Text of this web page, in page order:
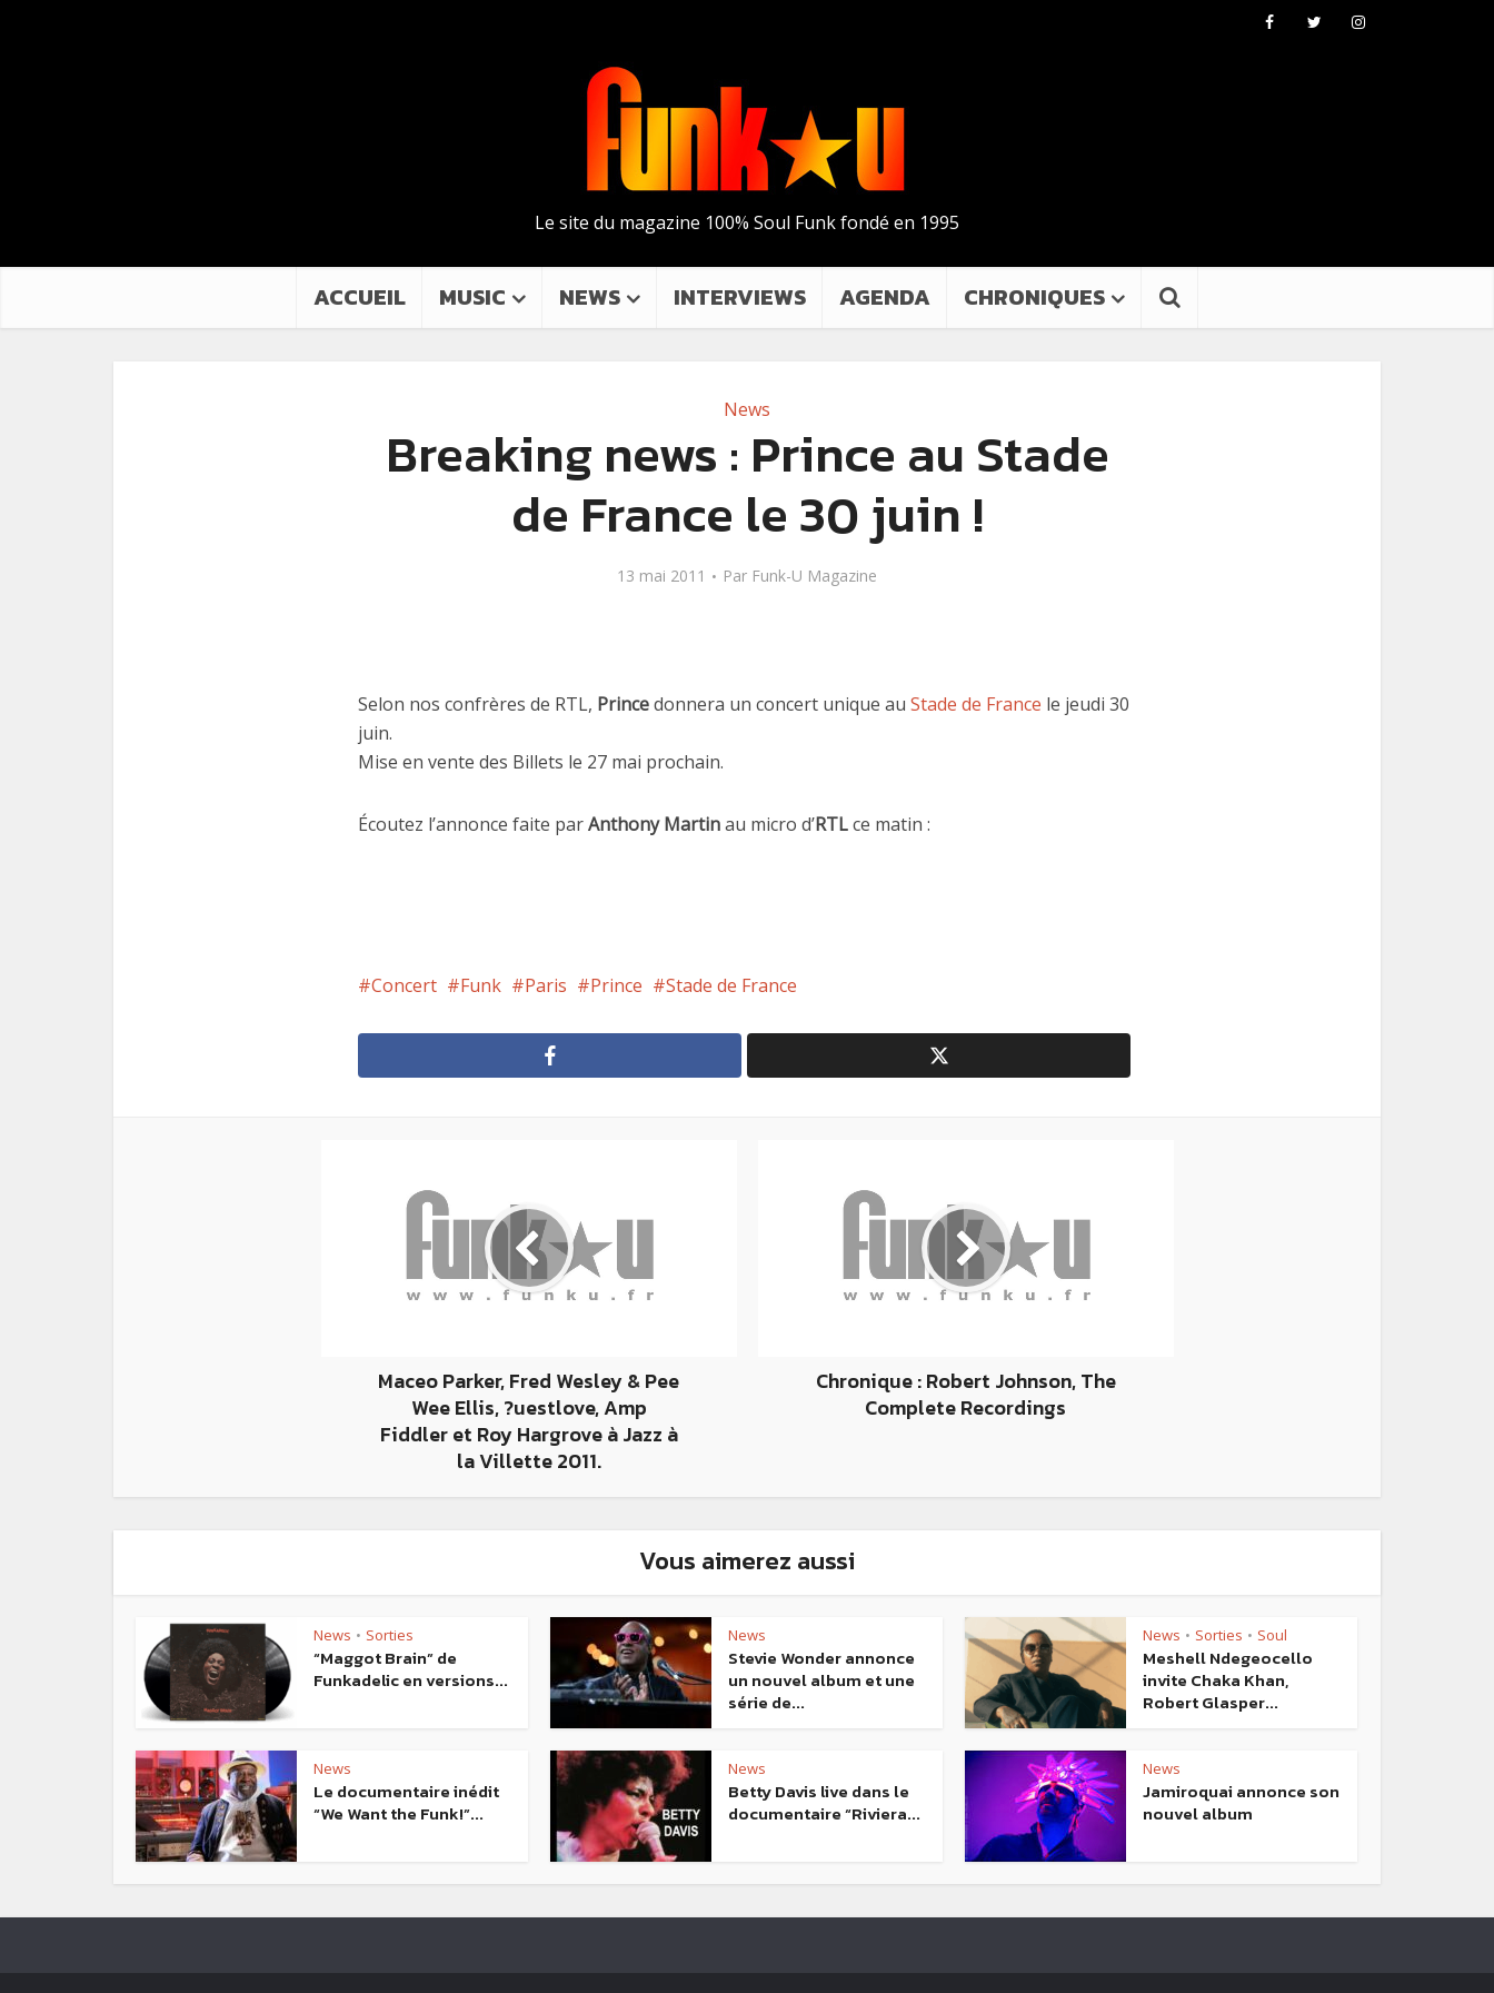
Le site du magazine 100% Soul Funk fondé en 1995
ACCUEIL MUSIC NEWS INTERVIEWS AGENDA CHRONIQUES
News
Breaking news : Prince au Stade
de France le 30 juin !
13 mai 2011 Par Funk-U Magazine
Selon nos confrères de RTL, Princedonnera un concert unique au Stade de France le jeudi 30
juin.
Mise en vente des Billets le 27 mai prochain.
Écoutez l’annonce faite parAnthony Martinau micro d’RTLce matin :
Concert Funk Paris Prince Stade de France
Maceo Parker, Fred Wesley & Pee
Wee Ellis, ?uestlove, Amp
Fiddler et Roy Hargrove à Jazz à
la Villette 2011.
Chronique : Robert Johnson, The
Complete Recordings
Vous aimerez aussi
News • Sorties
“Maggot Brain” de
Funkadelic en versions...
News
Stevie Wonder annonce
un nouvel album et une
série de...
News • Sorties • Soul
Meshell Ndegeocello
invite Chaka Khan,
Robert Glasper...
News
Le documentaire inédit
“We Want the Funk!”...
News
Betty Davis live dans le
documentaire “Riviera...
News
Jamiroquai annonce son
nouvel album